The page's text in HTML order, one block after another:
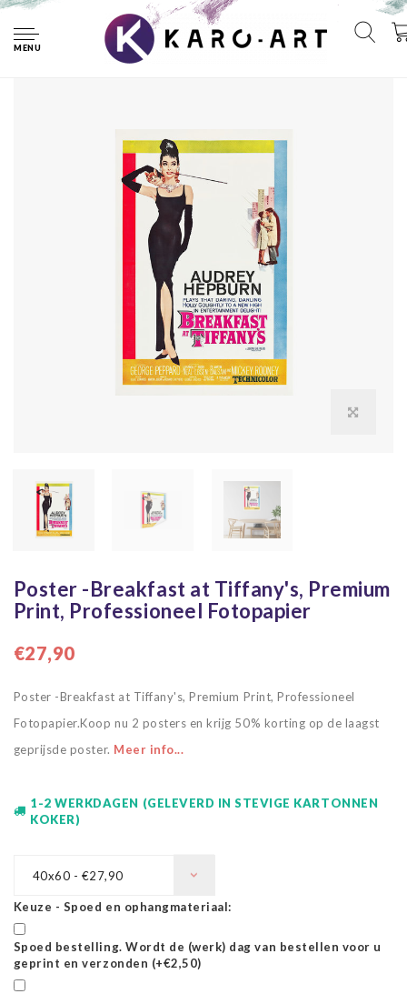
MENU
Poster -Breakfast at Tiffany's, Premium Print, Professioneel
Fotopapier
Poster -Breakfast at Tiffany's, Premium
Print, Professioneel Fotopapier
€27,90
Poster -Breakfast at Tiffany's, Premium Print, Professioneel
Fotopapier.Koop nu 2 posters en krijg 50% korting op de laagst
geprijsde poster. Meer info...
1-2 WERKDAGEN (GELEVERD IN STEVIGE KARTONNEN
KOKER)
40x60 - €27,90
Keuze - Spoed en ophangmateriaal:
Spoed bestelling. Wordt de (werk) dag van bestellen voor u
geprint en verzonden (+€2,50)